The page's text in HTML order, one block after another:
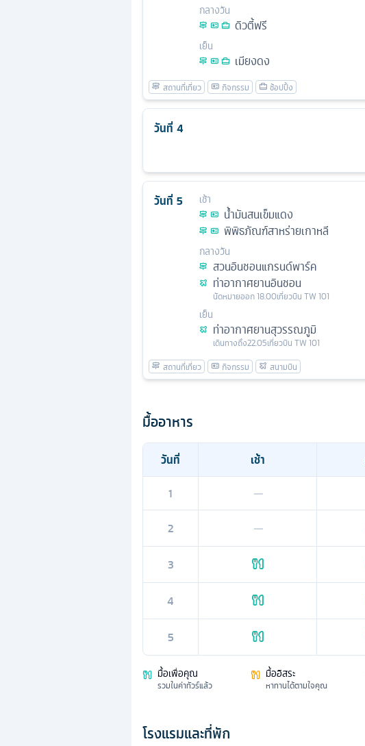
กลางวัน
ดิวตี้ฟรี
เย็น
เมียงดง
วันที่ 4
วันที่ 5 เช้า
น้ำมันสนเข็มแดง
พิพิธภัณฑ์สาหร่ายเกาหลี
กลางวัน
สวนอินชอนแกรนด์พาร์ค
ท่าอากาศยานอินชอน
นัดหมายออก18.00เที่ยวบิน TW 101
เย็น
ท่าอากาศยานสุวรรณภูมิ
เดินทางถึง22.05เที่ยวบิน TW 101
มื้ออาหาร
วันที่ เช้า
1
—
2
—
3
4
5
มื้อเพื่อคุณ
รวมในค่าทัวร์แล้ว
มื้ออิสระ
หาทานได้ตามใจคุณ
โรงแรมและที่พัก